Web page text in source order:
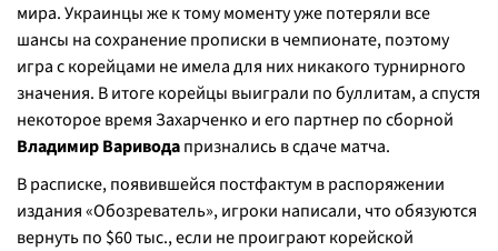
мира. Украинцы же к тому моменту уже потеряли все
шансы на сохранение прописки в чемпионате, поэтому
игра с корейцами не имела для них никакого турнирного
значения. В итоге корейцы выиграли по буллитам, а спустя
некоторое время Захарченко и его партнер по сборной
Владимир Вариводапризнались в сдаче матча.
В расписке, появившейся постфактум в распоряжении
издания «Обозреватель», игроки написали, что обязуются
вернуть по $60 тыс., если не проиграют корейской